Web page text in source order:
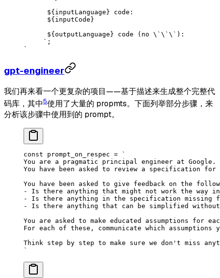
      ${
inputLanguage } code:
      ${
inputCode }
      ${
outputLanguage } code (no \`\`\`):
     `
;
`
gpt-engineer
我们再来看一个更复杂的项目——基于描述来生成整个完整代
码库，其中5使用了大量的 propmts。下面列举部分步骤，来
分析该步骤中使用到的 prompt。
const prompt_on_respec = `
You are a pragmatic principal engineer at Google.
You have been asked to review a specification
You have been asked to give feedback on the
- Is there anything that might not work the way
- Is there anything in the specification missing
- Is there anything that can be simplified
You are asked to make educated assumptions for
For each of these, communicate which
Think step by step to make sure we don't miss
`